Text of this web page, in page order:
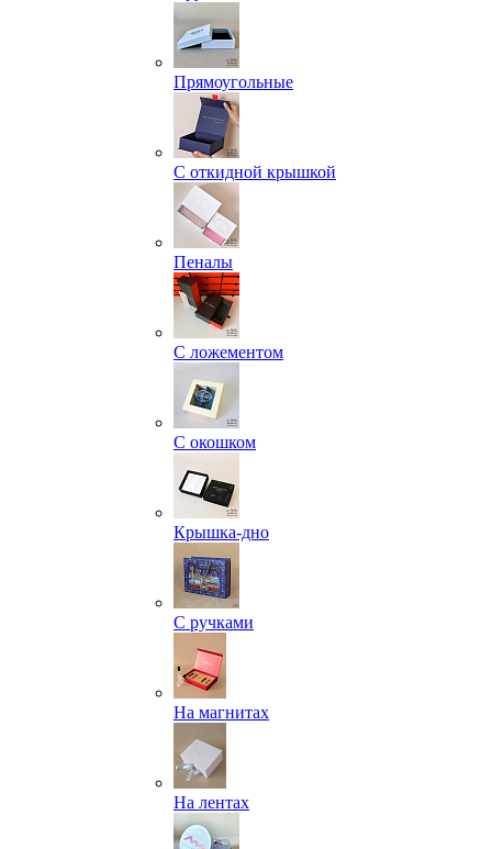
Прямоугольные
С откидной крышкой
Пеналы
С ложементом
С окошком
Крышка-дно
С ручками
На магнитах
На лентах